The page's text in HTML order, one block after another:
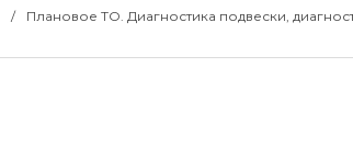
Плановое ТО. Диагностика подвески,